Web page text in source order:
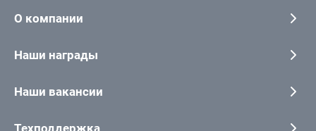
О компании
Наши награды
Наши вакансии